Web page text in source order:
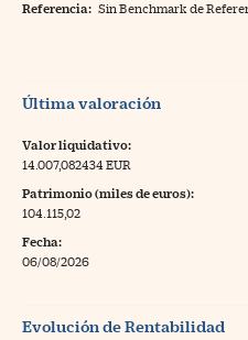
Referencia: Sin Benchmark de
Última valoración
Valor liquidativo:
14.007,082434 EUR
Patrimonio (miles de euros):
104.115,02
Fecha:
06/08/2026
Evolución de Rentabilidad